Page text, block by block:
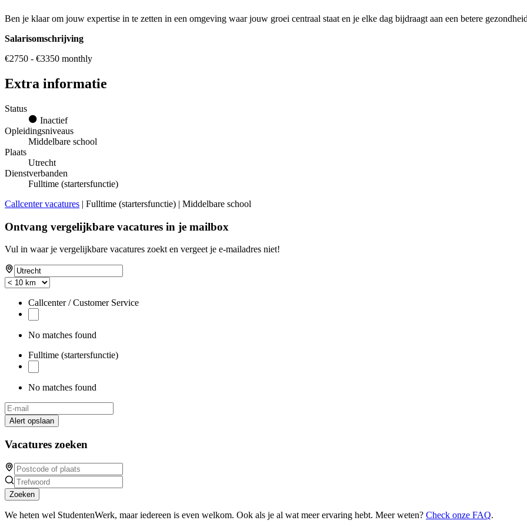
Ben je klaar om jouw expertise in te zetten in een omgeving waar jouw groei centraal staat en je elke dag bijdraagt aan een betere
Salarisomschrijving
€2750 - €3350 monthly
Extra informatie
Status
Inactief
Opleidingsniveaus
Middelbare school
Plaats
Utrecht
Dienstverbanden
Fulltime (startersfunctie)
Callcenter vacatures | Fulltime (startersfunctie) | Middelbare school
Ontvang vergelijkbare vacatures in je mailbox
Vul in waar je vergelijkbare vacatures zoekt en vergeet je e-mailadres niet!
Callcenter / Customer Service
No matches found
Fulltime (startersfunctie)
No matches found
Alert opslaan
Vacatures zoeken
Zoeken
We heten wel StudentenWerk, maar iedereen is even welkom. Ook als je al wat meer ervaring hebt. Meer weten? Check onze FAQ.